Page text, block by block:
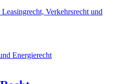
Verkehrsrecht und